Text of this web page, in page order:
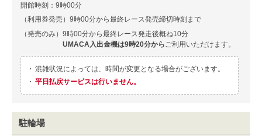
開館時刻：9時00分
（利用券発売） 9時00分から最終レース発売締切時刻まで
（発売のみ） 9時00分から最終レース発走後概ね10分
UMACA入出金機は9時20分からご利用いただけます。
・ 混雑状況によっては、時間が変更となる場合がございます。
・ 平日払戻サービスは行いません。
駐輪場